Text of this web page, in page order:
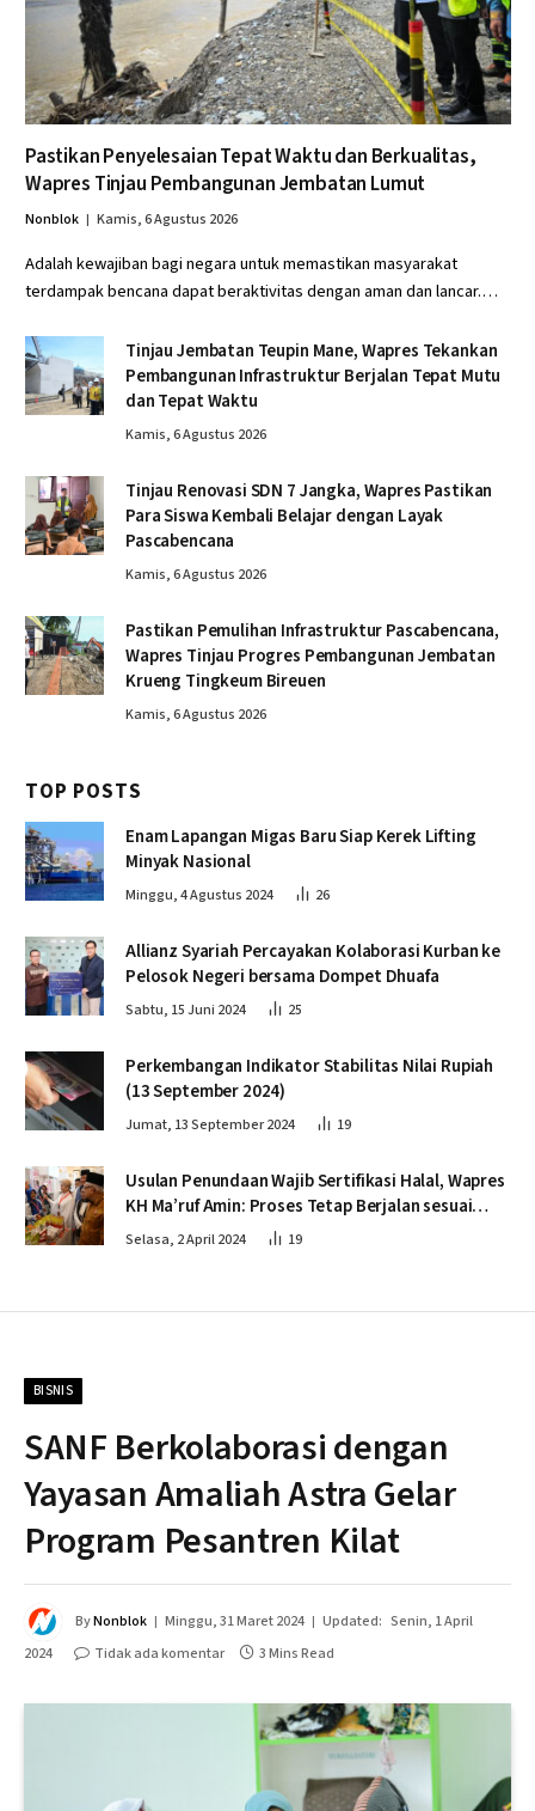
Pastikan Penyelesaian Tepat Waktu dan Berkualitas,
Wapres Tinjau Pembangunan Jembatan Lumut
Nonblok Kamis, 6 Agustus 2026
Adalah kewajiban bagi negara untuk memastikan masyarakat
terdampak bencana dapat beraktivitas dengan aman dan lancar.…
Tinjau Jembatan Teupin Mane, Wapres Tekankan
Pembangunan Infrastruktur Berjalan Tepat Mutu
dan Tepat Waktu
Kamis, 6 Agustus 2026
Tinjau Renovasi SDN 7 Jangka, Wapres Pastikan
Para Siswa Kembali Belajar dengan Layak
Pascabencana
Kamis, 6 Agustus 2026
Pastikan Pemulihan Infrastruktur Pascabencana,
Wapres Tinjau Progres Pembangunan Jembatan
Krueng Tingkeum Bireuen
Kamis, 6 Agustus 2026
TOP POSTS
Enam Lapangan Migas Baru Siap Kerek Lifting
Minyak Nasional
Minggu, 4 Agustus 2024 26
Allianz Syariah Percayakan Kolaborasi Kurban ke
Pelosok Negeri bersama Dompet Dhuafa
Sabtu, 15 Juni 2024 25
Perkembangan Indikator Stabilitas Nilai Rupiah
(13 September 2024)
Jumat, 13 September 2024 19
Usulan Penundaan Wajib Sertifikasi Halal, Wapres
KH Ma’ruf Amin: Proses Tetap Berjalan sesuai
Penahapan
Selasa, 2 April 2024 19
BISNIS
SANF Berkolaborasi dengan
Yayasan Amaliah Astra Gelar
Program Pesantren Kilat
ByNonblok Minggu, 31 Maret 2024 Updated: Senin, 1 April
2024
Tidak ada komentar 3 Mins Read